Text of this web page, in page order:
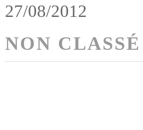
27/08/2012
NON CLASSÉ